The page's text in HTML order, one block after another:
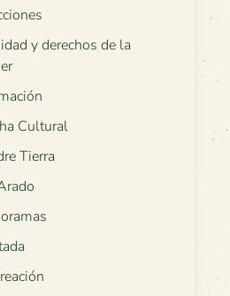
y derechos de la
Cultural
Tierra